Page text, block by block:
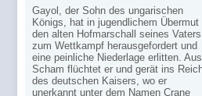
Gayol, der Sohn des ungarischen
Königs, hat in jugendlichem Übermut
den alten Hofmarschall seines Vaters
zum Wettkampf herausgefordert und
eine peinliche Niederlage erlitten. Aus
Scham flüchtet er und gerät ins
des deutschen Kaisers, wo er
unerkannt unter dem Namen Crane